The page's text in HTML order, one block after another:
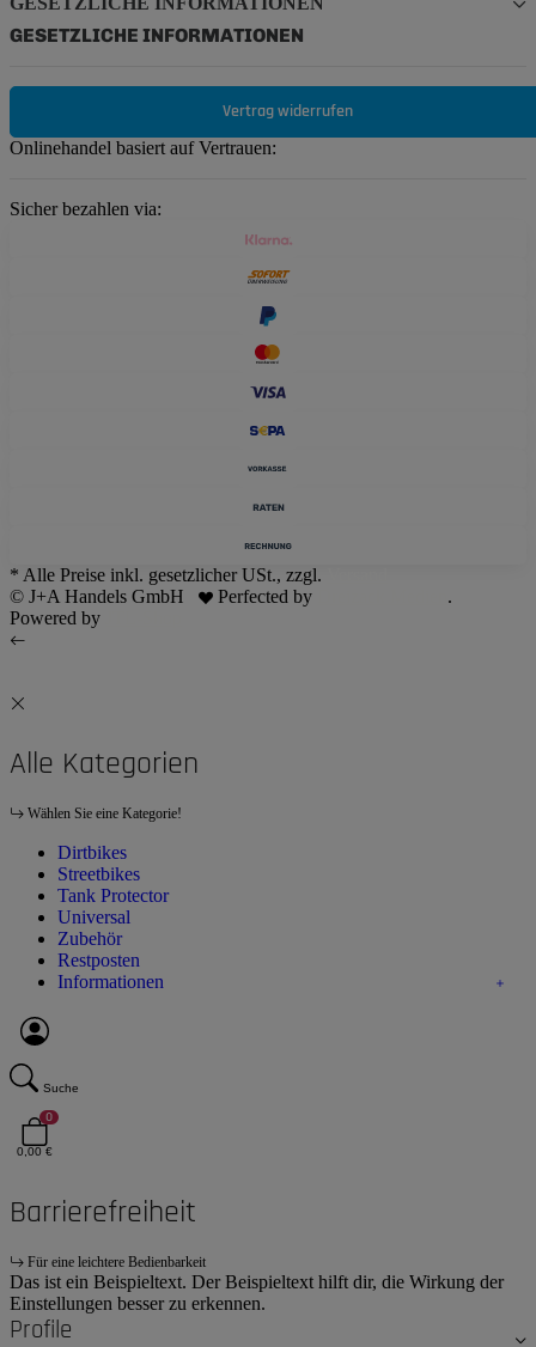
GESETZLICHE INFORMATIONEN
Vertrag widerrufen
Onlinehandel basiert auf Vertrauen:
Sicher bezahlen via:
* Alle Preise inkl. gesetzlicher USt., zzgl.
© J+A Handels GmbH
Perfected by
.
Powered by
Alle Kategorien
Wählen Sie eine Kategorie!
Dirtbikes
Streetbikes
Tank Protector
Universal
Zubehör
Restposten
Informationen
Suche
0
0,00 €
Barrierefreiheit
Für eine leichtere Bedienbarkeit
Das ist ein Beispieltext. Der Beispieltext hilft dir, die Wirkung der
Einstellungen besser zu erkennen.
Profile